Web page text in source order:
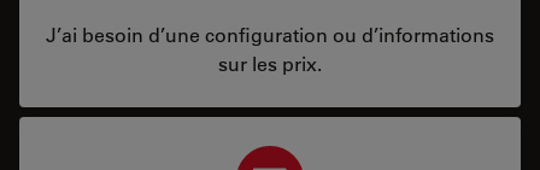
J’ai besoin d’une configuration ou d’informations
sur les prix.